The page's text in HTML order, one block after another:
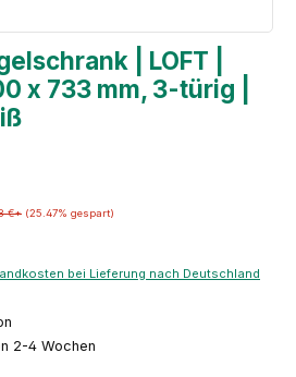
| LOFT |
x 733 mm, 3-türig |
€* (25.47% gespart)
bei Lieferung nach Deutschland
2-4 Wochen